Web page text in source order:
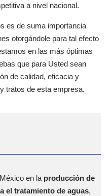
a nivel nacional.
es de suma importancia
otorgándole para tal efecto
en las más óptimas
que para Usted sean
de calidad, eficacia y
tratos de esta empresa.
en la producción de
el tratamiento de aguas,